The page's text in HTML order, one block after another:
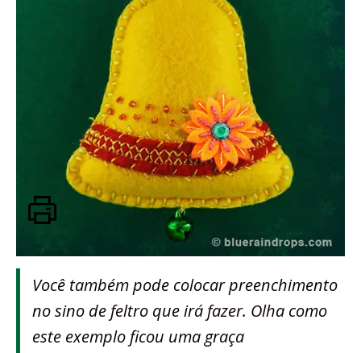
Você também pode colocar preenchimento
no sino de feltro que irá fazer. Olha como
este exemplo ficou uma graça